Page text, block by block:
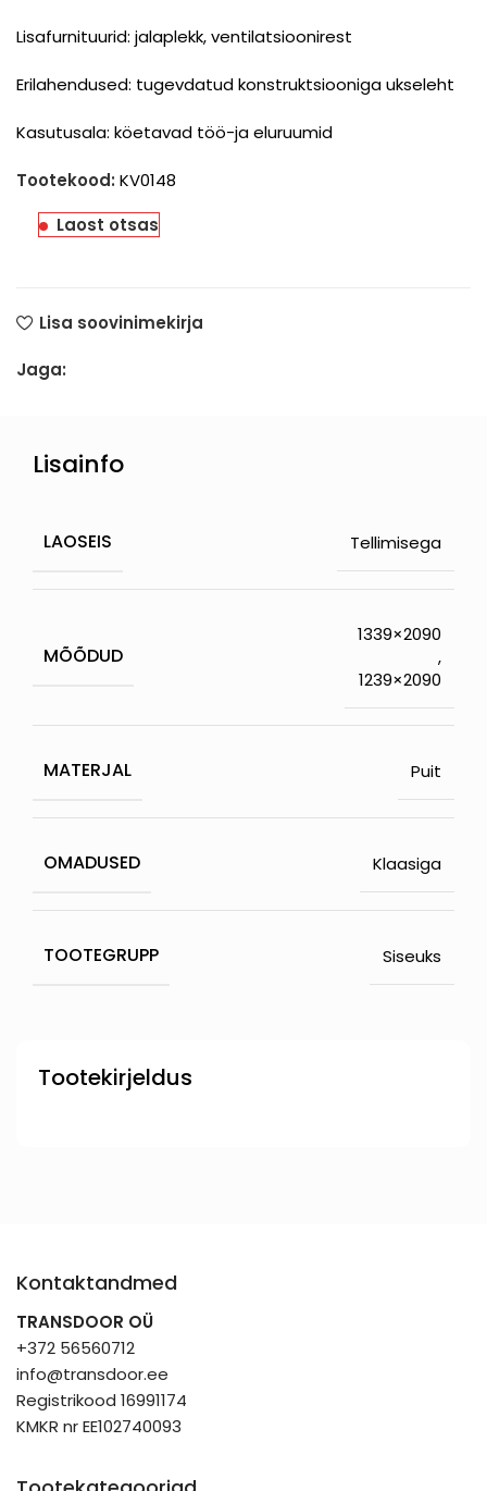
Lisafurnituurid: jalaplekk, ventilatsioonirest
Erilahendused: tugevdatud konstruktsiooniga ukseleht
Kasutusala: köetavad töö-ja eluruumid
Tootekood: KV0148
Laost otsas
Lisa soovinimekirja
Jaga:
Tootekirjeldus
Lisainfo
LAOSEIS Tellimisega
MÕÕDUD
1339×2090
,
1239×2090
MATERJAL Puit
OMADUSED Klaasiga
TOOTEGRUPP Siseuks
Kontaktandmed
TRANSDOOR OÜ
+372 56560712
info@transdoor.ee
Registrikood 16991174
KMKR nr EE102740093